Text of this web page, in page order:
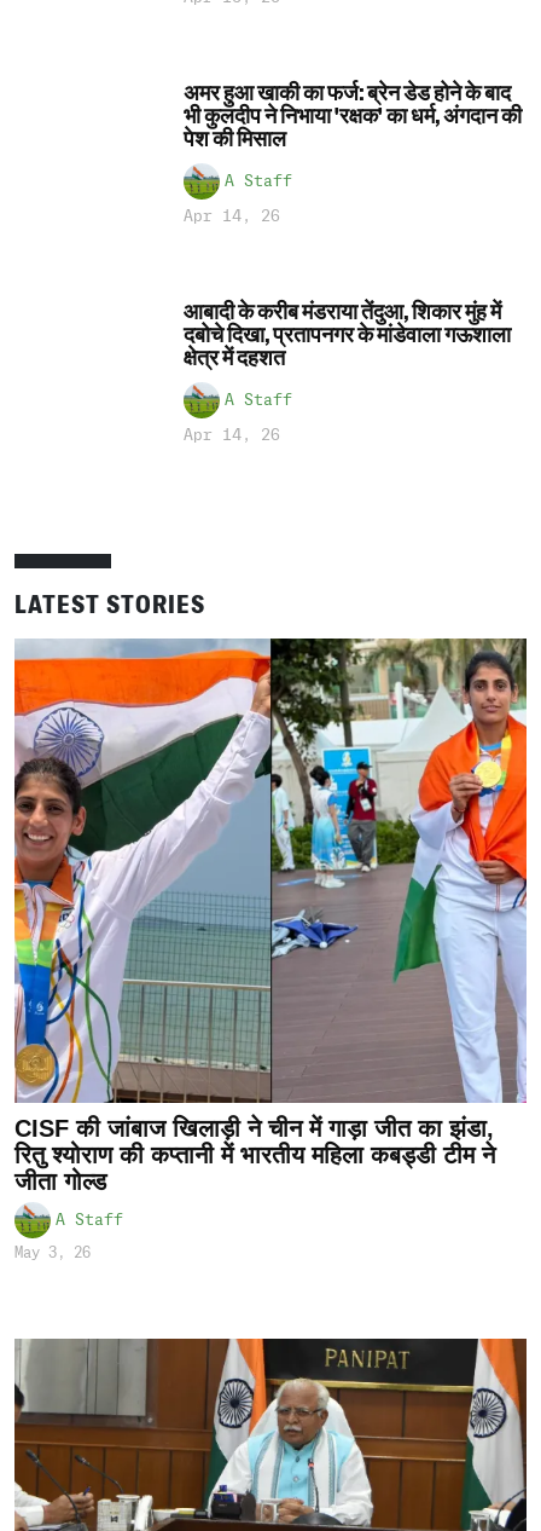
अमर हुआ खाकी का फर्ज: ब्रेन डेड होने के बाद
भी कुलदीप ने निभाया 'रक्षक' का धर्म, अंगदान की
पेश की मिसाल
A Staff
Apr 14, 26
आबादी के करीब मंडराया तेंदुआ, शिकार मुंह में
दबोचे दिखा, प्रतापनगर के मांडेवाला गऊशाला
क्षेत्र में दहशत
A Staff
Apr 14, 26
LATEST STORIES
CISF की जांबाज खिलाड़ी ने चीन में गाड़ा जीत का झंडा,
रितु श्योराण की कप्तानी में भारतीय महिला कबड्डी टीम ने
जीता गोल्ड
A Staff
May 3, 26